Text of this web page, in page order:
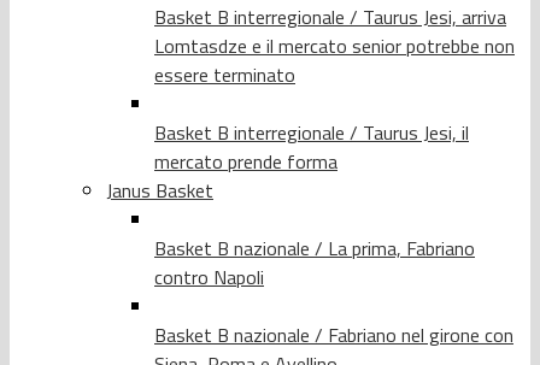
Basket B interregionale / Taurus Jesi, arriva
Lomtasdze e il mercato senior potrebbe non
essere terminato
Basket B interregionale / Taurus Jesi, il
mercato prende forma
Janus Basket
Basket B nazionale / La prima, Fabriano
contro Napoli
Basket B nazionale / Fabriano nel girone con